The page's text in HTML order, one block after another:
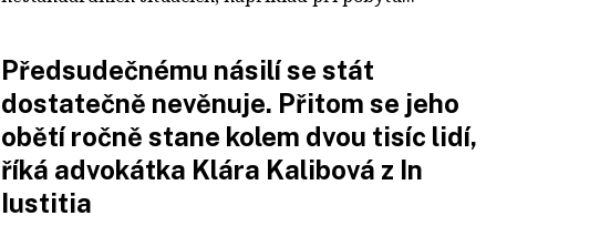
Předsudečnému násilí se stát
dostatečně nevěnuje. Přitom se jeho
obětí ročně stane kolem dvou tisíc lidí,
říká advokátka Klára Kalibová z In
Iustitia